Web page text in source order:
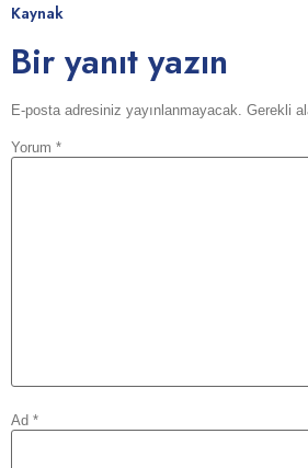
Kaynak
Bir yanıt yazın
E-posta adresiniz yayınlanmayacak. Gerekli
Yorum *
Ad *